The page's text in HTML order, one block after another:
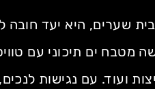
שערים, היא יעד חובה
מטבח ים תיכוני עם
ועוד. עם נגישות